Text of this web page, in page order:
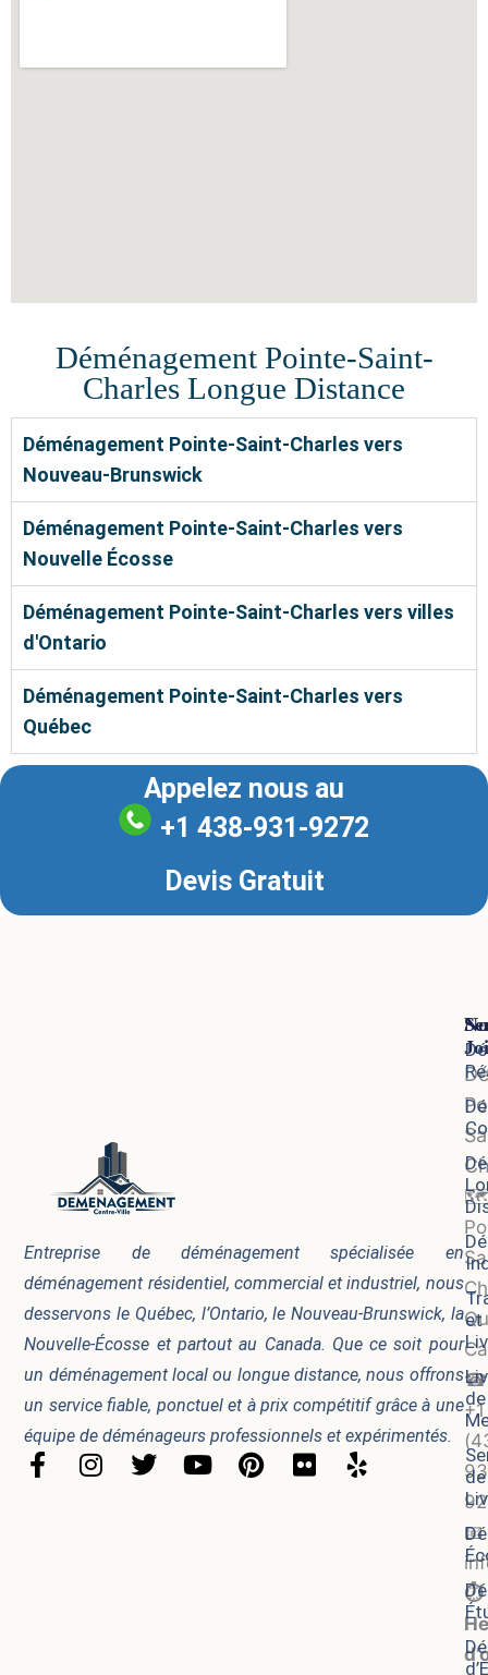
Déménagement Pointe-Saint-
Charles Longue Distance
Déménagement Pointe-Saint-Charles vers
Nouveau-Brunswick
Déménagement Pointe-Saint-Charles vers
Nouvelle Écosse
Déménagement Pointe-Saint-Charles vers villes
d'Ontario
Déménagement Pointe-Saint-Charles vers
Québec
Appelez nous au
+1 438-931-9272
Devis Gratuit
Entreprise de déménagement spécialisée en
déménagement résidentiel, commercial et industriel, nous
desservons le Québec, l’Ontario, le Nouveau-Brunswick, la
Nouvelle-Écosse et partout au Canada. Que ce soit pour
un déménagement local ou longue distance, nous offrons
un service fiable, ponctuel et à prix compétitif grâce à une
équipe de déménageurs professionnels et expérimentés.
F
a
I
T
Y
P
i
F
Y
e
et
de
de
🗺️
☎
+1
📧
⏱️